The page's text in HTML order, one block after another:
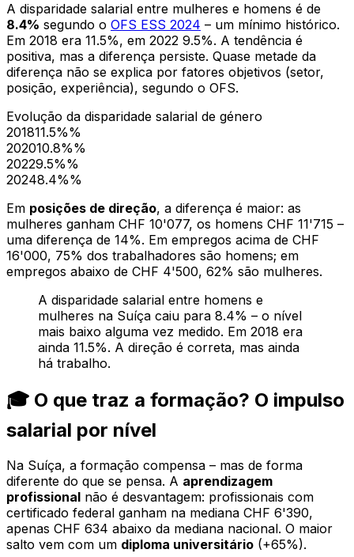
A disparidade salarial entre mulheres e homens é de
8.4% segundo o OFS ESS 2024 – um mínimo histórico.
Em 2018 era 11.5%, em 2022 9.5%. A tendência é
positiva, mas a diferença persiste. Quase metade da
diferença não se explica por fatores objetivos (setor,
posição, experiência), segundo o OFS.
Evolução da disparidade salarial de género
201811.5%%
202010.8%%
20229.5%%
20248.4%%
Em posições de direção, a diferença é maior: as
mulheres ganham CHF 10'077, os homens CHF 11'715 –
uma diferença de 14%. Em empregos acima de CHF
16'000, 75% dos trabalhadores são homens; em
empregos abaixo de CHF 4'500, 62% são mulheres.
A disparidade salarial entre homens e
mulheres na Suíça caiu para 8.4% – o nível
mais baixo alguma vez medido. Em 2018 era
ainda 11.5%. A direção é correta, mas ainda
há trabalho.
🎓 O que traz a formação? O impulso
salarial por nível
Na Suíça, a formação compensa – mas de forma
diferente do que se pensa. A aprendizagem
profissional não é desvantagem: profissionais com
certificado federal ganham na mediana CHF 6'390,
apenas CHF 634 abaixo da mediana nacional. O maior
salto vem com um diploma universitário (+65%).